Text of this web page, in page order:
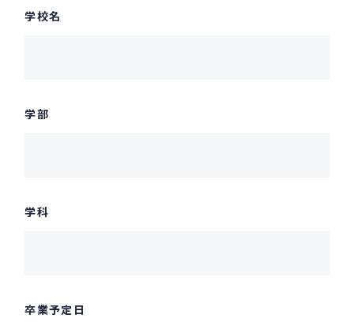
学校名
学部
学科
卒業予定日